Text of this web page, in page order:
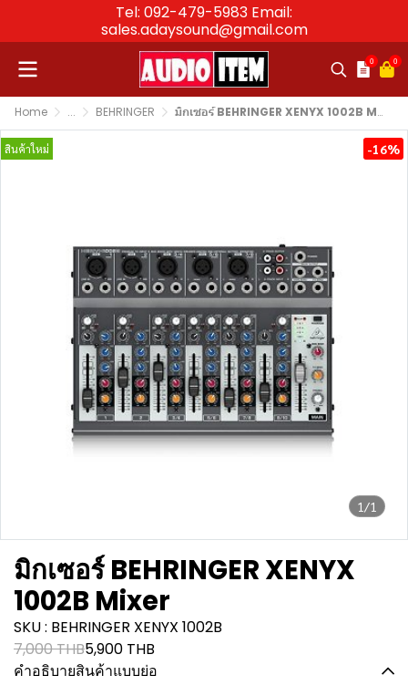
Tel: 092-479-5983 Email:
sales.adaysound@gmail.com
0 0
Home ... BEHRINGER มิกเซอร์ BEHRINGER XENYX 1002B Mixer
1/1
สินค้าใหม่ -16%
มิกเซอร์ BEHRINGER XENYX
1002B Mixer
SKU : BEHRINGER XENYX 1002B
7,000 THB5,900 THB
คำอธิบายสินค้าแบบย่อ